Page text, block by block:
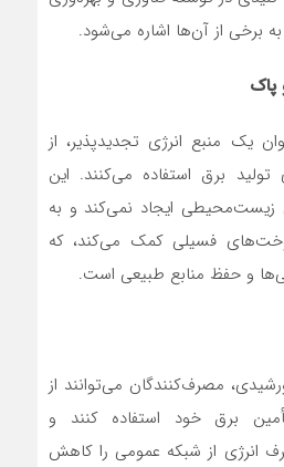
به برخی از آن‌ها اشاره می‌شود.
پاک
یک منبع انرژی تجدیدپذیر، از
برق استفاده می‌کنند. این
زیست‌محیطی ایجاد نمی‌کند و به
فسیلی کمک می‌کند، که
و حفظ منابع طبیعی است.
مصرف‌کنندگان می‌توانند از
برق خود استفاده کنند و
انرژی از شبکه عمومی را کاهش